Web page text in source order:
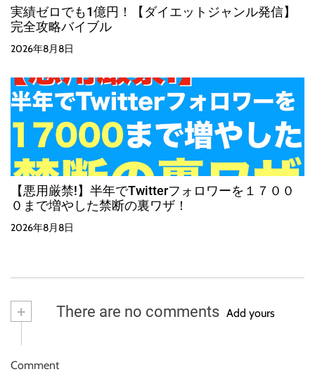
実績ゼロでも1億円！【ダイエットジャンル発信】
完全攻略バイブル
2026年8月8日
【悪用厳禁!】半年でTwitterフォロワーを１７００
０まで増やした禁断の裏ワザ！
2026年8月8日
+ There are no comments Add yours
Comment